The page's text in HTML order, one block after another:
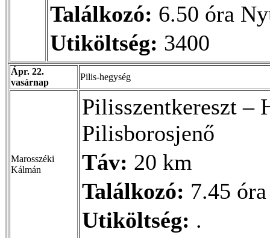
Találkozó: 6.50 óra
Utiköltség: 3400
Ápr. 22.
vasárnap
Pilis-hegység
Marosszéki
Kálmán
Pilisszentkereszt –
Pilisborosjenő
Táv: 20 km
Találkozó: 7.45
Utiköltség: .